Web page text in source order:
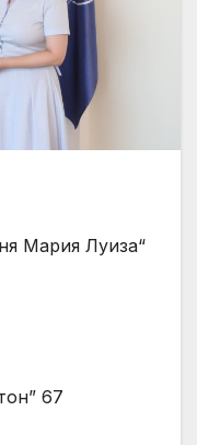
Мария Луиза“
67